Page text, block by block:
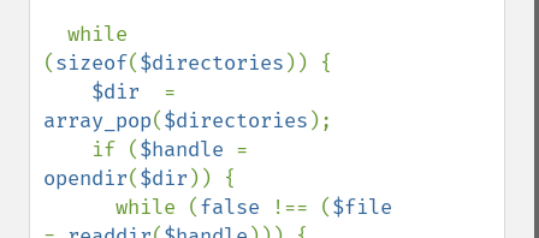
(sizeof($directories )) {
$dir
array_pop($directories );
    if (
$handle
opendir($dir )) {
      while (
false !== (